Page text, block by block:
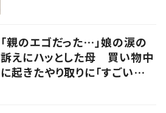
「親のエゴだった…」娘の涙の
訴えにハッとした母 買い物中
に起きたやり取りに「すごい分